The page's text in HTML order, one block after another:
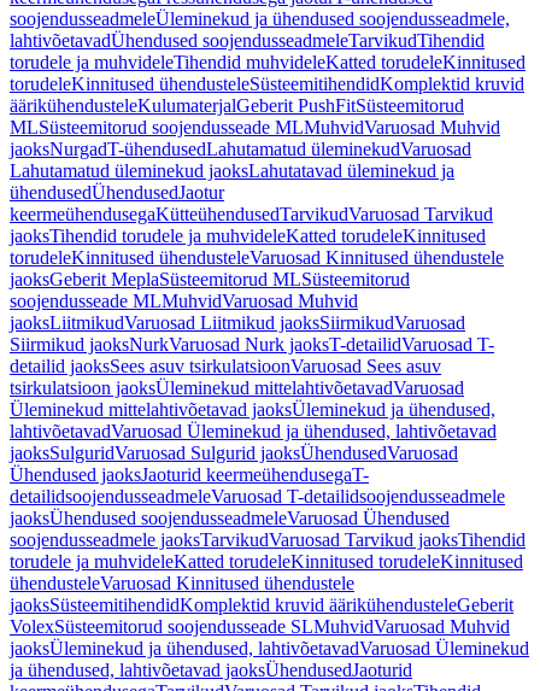
soojendusseadmeleÜleminekud ja ühendused soojendusseadmele,
lahtivõetavadÜhendused soojendusseadmeleTarvikudTihendid
torudele ja muhvideleTihendid muhvideleKatted torudeleKinnitused
torudeleKinnitused ühendusteleSüsteemitihendidKomplektid kruvid
äärikühendusteleKulumaterjalGeberit PushFitSüsteemitorud
MLSüsteemitorud soojendusseade MLMuhvidVaruosad Muhvid
jaoksNurgadT-ühendusedLahutamatud üleminekudVaruosad
Lahutamatud üleminekud jaoksLahutatavad üleminekud ja
ühendusedÜhendusedJaotur
keermeühendusegaKütteühendusedTarvikudVaruosad Tarvikud
jaoksTihendid torudele ja muhvideleKatted torudeleKinnitused
torudeleKinnitused ühendusteleVaruosad Kinnitused ühendustele
jaoksGeberit MeplaSüsteemitorud MLSüsteemitorud
soojendusseade MLMuhvidVaruosad Muhvid
jaoksLiitmikudVaruosad Liitmikud jaoksSiirmikudVaruosad
Siirmikud jaoksNurkVaruosad Nurk jaoksT-detailidVaruosad T-
detailid jaoksSees asuv tsirkulatsioonVaruosad Sees asuv
tsirkulatsioon jaoksÜleminekud mittelahtivõetavadVaruosad
Üleminekud mittelahtivõetavad jaoksÜleminekud ja ühendused,
lahtivõetavadVaruosad Üleminekud ja ühendused, lahtivõetavad
jaoksSulguridVaruosad Sulgurid jaoksÜhendusedVaruosad
Ühendused jaoksJaoturid keermeühendusegaT-
detailidsoojendusseadmeleVaruosad T-detailidsoojendusseadmele
jaoksÜhendused soojendusseadmeleVaruosad Ühendused
soojendusseadmele jaoksTarvikudVaruosad Tarvikud jaoksTihendid
torudele ja muhvideleKatted torudeleKinnitused torudeleKinnitused
ühendusteleVaruosad Kinnitused ühendustele
jaoksSüsteemitihendidKomplektid kruvid äärikühendusteleGeberit
VolexSüsteemitorud soojendusseade SLMuhvidVaruosad Muhvid
jaoksÜleminekud ja ühendused, lahtivõetavadVaruosad Üleminekud
ja ühendused, lahtivõetavad jaoksÜhendusedJaoturid